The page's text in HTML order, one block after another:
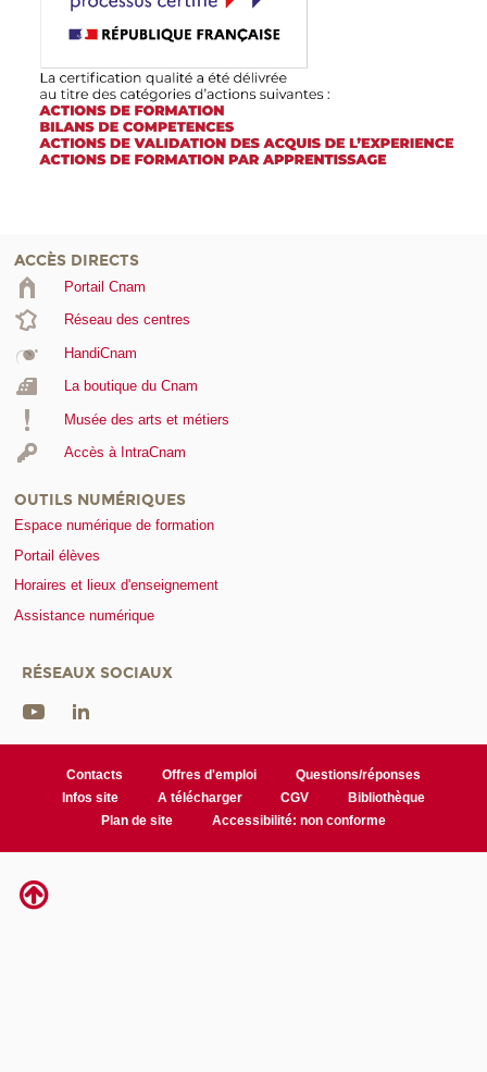
ACCÈS DIRECTS
Portail Cnam
Réseau des centres
HandiCnam
La boutique du Cnam
Musée des arts et métiers
Accès à IntraCnam
OUTILS NUMÉRIQUES
Espace numérique de formation
Portail élèves
Horaires et lieux d'enseignement
Assistance numérique
RÉSEAUX SOCIAUX
Contacts Offres d'emploi
Questions/réponses
Infos site
A télécharger CGV
Bibliothèque
Plan de site
Accessibilité: non conforme